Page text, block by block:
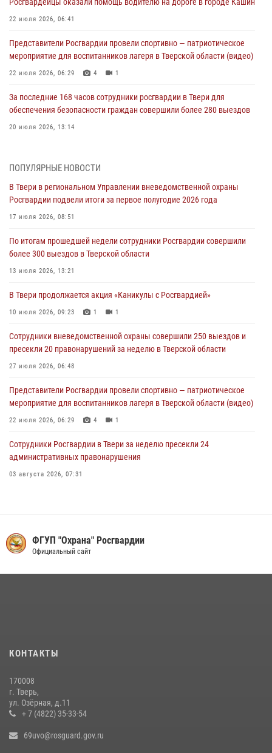
22 июля 2026, 06:41
Представители Росгвардии провели спортивно — патриотическое
мероприятие для воспитанников лагеря в Тверской области (видео)
22 июля 2026, 06:29 4 1
За последние 168 часов сотрудники росгвардии в Твери для
обеспечения безопасности граждан совершили более 280 выездов
20 июля 2026, 13:14
Росгвардии подвели итоги за первое полугодие 2026 года
По итогам прошедшей недели сотрудники Росгвардии совершили
более 300 выездов в Тверской области
В Твери продолжается акция «Каникулы с Росгвардией»
10 июля 2026, 09:23
Росгвардейцы в Твери пресекли 16 административных
правонарушений
ПОПУЛЯРНЫЕ НОВОСТИ
В Твери в региональном Управлении вневедомственной охраны
Росгвардии подвели итоги за первое полугодие 2026 года
17 июля 2026, 08:51
По итогам прошедшей недели сотрудники Росгвардии совершили
более 300 выездов в Тверской области
13 июля 2026, 13:21
В Твери продолжается акция «Каникулы с Росгвардией»
10 июля 2026, 09:23 1 1
Сотрудники вневедомственной охраны совершили 250 выездов и
пресекли 20 правонарушений за неделю в Тверской области
27 июля 2026, 06:48
Представители Росгвардии провели спортивно — патриотическое
мероприятие для воспитанников лагеря в Тверской области (видео)
22 июля 2026, 06:29 4 1
Сотрудники Росгвардии в Твери за неделю пресекли 24
административных правонарушения
03 августа 2026, 07:31
Росгвардейцы оказали помощь водителю на дороге в городе Кашин
ФГУП "Охрана" Росгвардии
Официальный сайт
КОНТАКТЫ
170008
г. Тверь,
ул. Озёрная, д.11
+ 7 (4822) 35-33-54
69uvo@rosguard.gov.ru